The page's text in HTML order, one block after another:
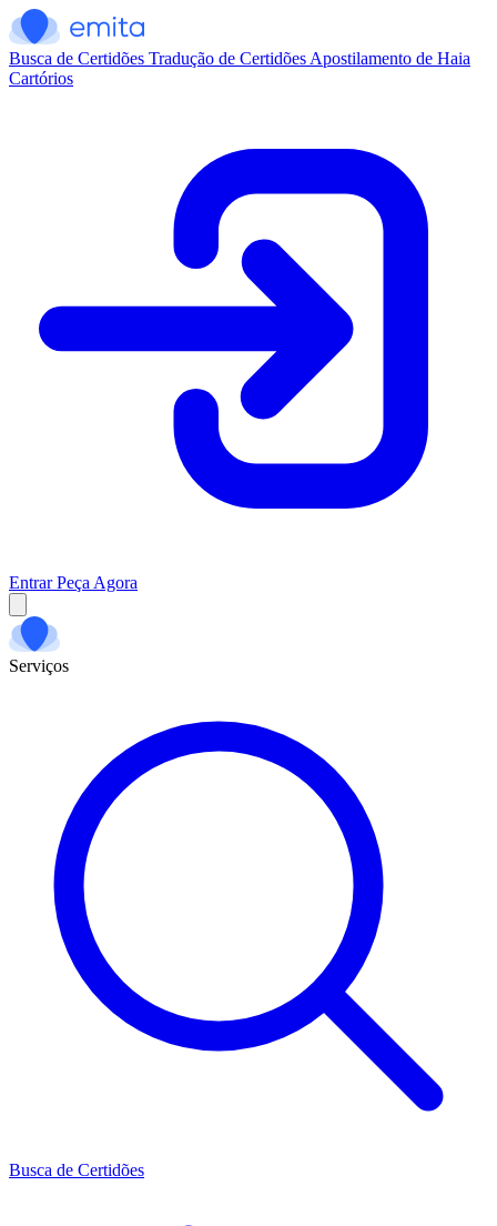
Busca de Certidões Tradução de Certidões Apostilamento de Haia
Cartórios
Entrar Peça Agora
Serviços
Busca de Certidões